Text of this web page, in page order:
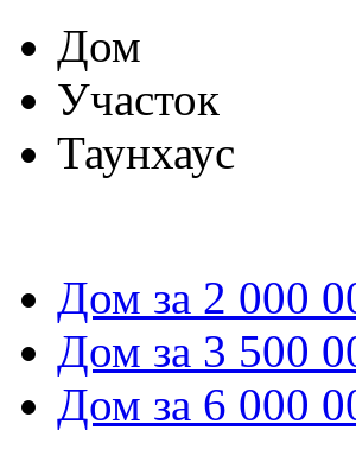
Дом
Участок
Таунхаус
Дом за 2 000
Дом за 3 500
Дом за 6 000